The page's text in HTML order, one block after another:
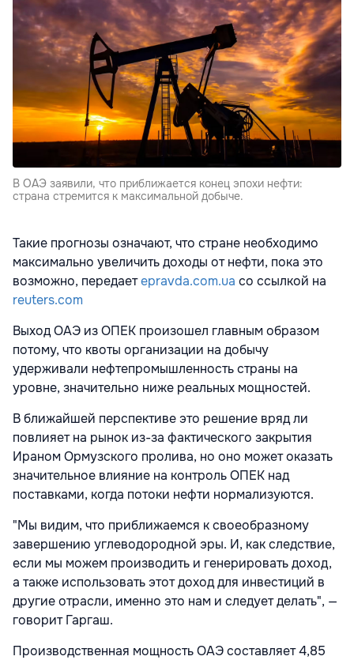
В ОАЭ заявили, что приближается конец эпохи нефти:
страна стремится к максимальной добыче.
Такие прогнозы означают, что стране необходимо
максимально увеличить доходы от нефти, пока это
возможно, передаетepravda.com.ua со ссылкой на
reuters.com
Выход ОАЭ из ОПЕК произошел главным образом
потому, что квоты организации на добычу
удерживали нефтепромышленность страны на
уровне, значительно ниже реальных мощностей.
В ближайшей перспективе это решение вряд ли
повлияет на рынок из-за фактического закрытия
Ираном Ормузского пролива, но оно может оказать
значительное влияние на контроль ОПЕК над
поставками, когда потоки нефти нормализуются.
"Мы видим, что приближаемся к своеобразному
завершению углеводородной эры. И, как следствие,
если мы можем производить и генерировать доход,
а также использовать этот доход для инвестиций в
другие отрасли, именно это нам и следует делать", —
говорит Гаргаш.
Производственная мощность ОАЭ составляет 4,85